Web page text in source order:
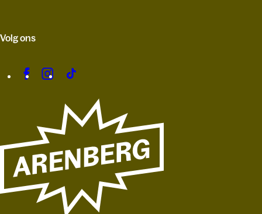
Volg ons